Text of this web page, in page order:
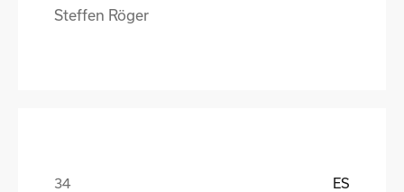
Steffen Röger
ES